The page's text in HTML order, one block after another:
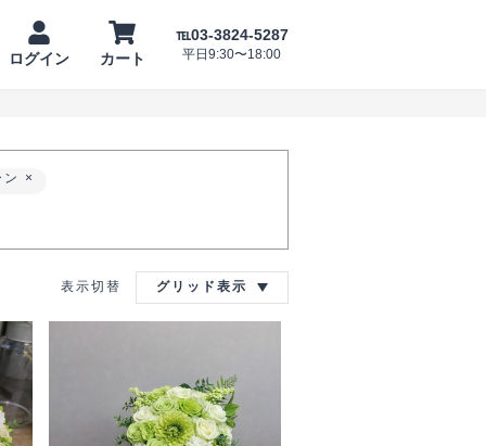
ら
ログイン カート
℡03-3824-5287
平日9:30〜18:00
ン
表示切替 グリッド表示